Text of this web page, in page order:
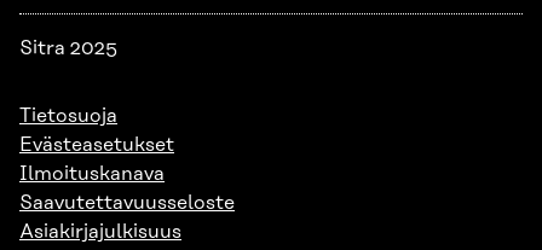
Sitra 2025
Tietosuoja
Evästeasetukset
Ilmoituskanava
Saavutettavuusseloste
Asiakirjajulkisuus